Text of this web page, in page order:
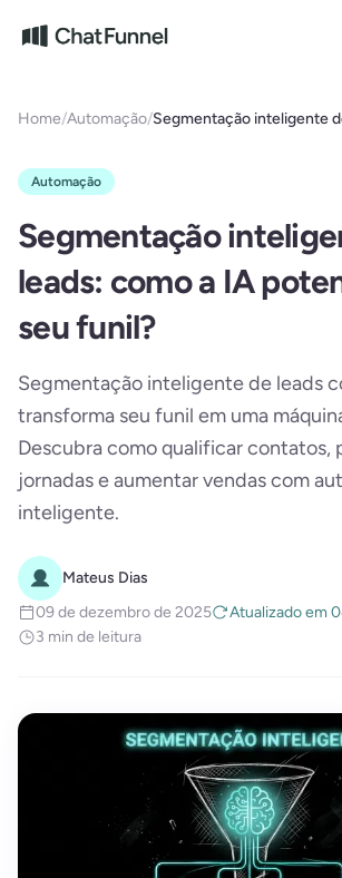
Home/Automação/Segmentação inteligente
Automação
Segmentação
leads: como a IA
seu funil?
Segmentação inteligente de leads
transforma seu funil em uma
Descubra como qualificar contatos,
jornadas e aumentar vendas com
inteligente.
Mateus Dias
09 de dezembro de 2025
Atualizado em
3 min de leitura